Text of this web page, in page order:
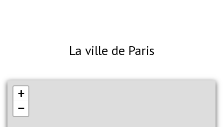
La ville de Paris
+
−